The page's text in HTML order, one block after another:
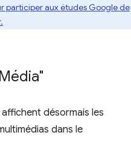
participer aux études Google de
désormais les
dans le